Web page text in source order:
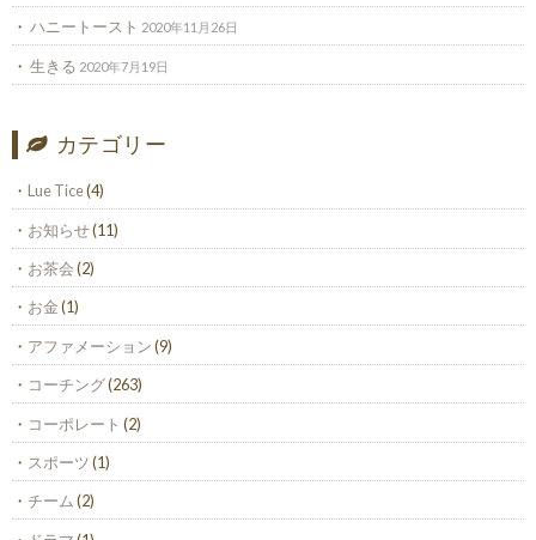
ハニートースト 2020年11月26日
生きる 2020年7月19日
カテゴリー
Lue Tice(4)
お知らせ(11)
お茶会(2)
お金(1)
アファメーション(9)
コーチング(263)
コーポレート (2)
スポーツ(1)
チーム(2)